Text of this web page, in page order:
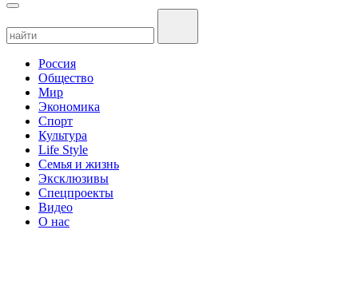
Россия
Общество
Мир
Экономика
Спорт
Культура
Life Style
Семья и жизнь
Эксклюзивы
Спецпроекты
Видео
О нас